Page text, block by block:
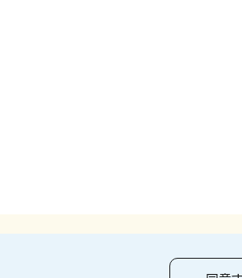
KUMAGAI GUMI CO.,LTD All Rights